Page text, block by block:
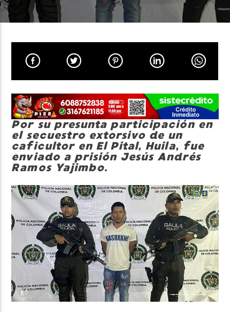
Neiva Estereo
Por su presunta participación en
el secuestro extorsivo de un
caficultor en El Pital, Huila, fue
enviado a prisión Jesús Andrés
Ramos Yajimbo.